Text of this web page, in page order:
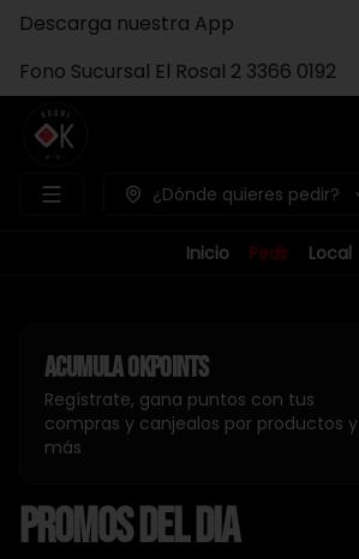
Descarga nuestra App
Fono Sucursal El Rosal 2 3366 0192
¿Dónde quieres pedir?
Inicio Pedir Local
AcumulaOkpoints
Regístrate, gana puntos con tus
compras y canjealos por productos y
más
PROMOS DEL DIA